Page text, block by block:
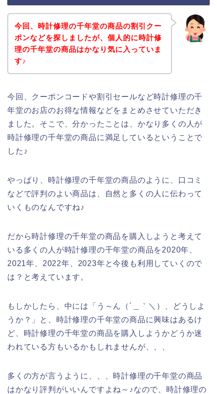
今回、時計修理の千年堂の商品の割引クー
ポンなどを探しましたが、個人的に時計修
理の千年堂の商品はかなり気に入っていま
す♪
今回、クーポンコードや割引セールなど時計修理の千
年堂のお店のお得な情報などをまとめさせていただき
ました。そこで、分かったことは、かなり多くの人が
時計修理の千年堂の商品に満足しているということで
した♪
やっぱり、時計修理の千年堂の商品のように、口コミ
などで評判のよい商品は、自然と多くの人に伝わって
いくものなんですね♪
だから時計修理の千年堂の商品を購入しようと考えて
いる多くの人が時計修理の千年堂の商品を2020年、
2021年、2022年、2023年と今後も利用していくので
は？と考えています。
もしかしたら、中には「う～ん（´＿｀＼）、どうしよ
うか？」と、時計修理の千年堂の商品に興味はあるけ
ど、時計修理の千年堂の商品を購入しようかどうか迷
われている方もいるかもしれませんが、、、
多くの方が言うように、、、時計修理の千年堂の商品
はかなり評判がいいんですよね～♪なので、時計修理の